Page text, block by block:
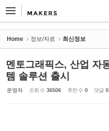
Home 정보/자료 최신정보
멘토그래픽스, 산업 자
템 솔루션 출시
운영자 조회 수 36506 추천 수 0 댓글 0